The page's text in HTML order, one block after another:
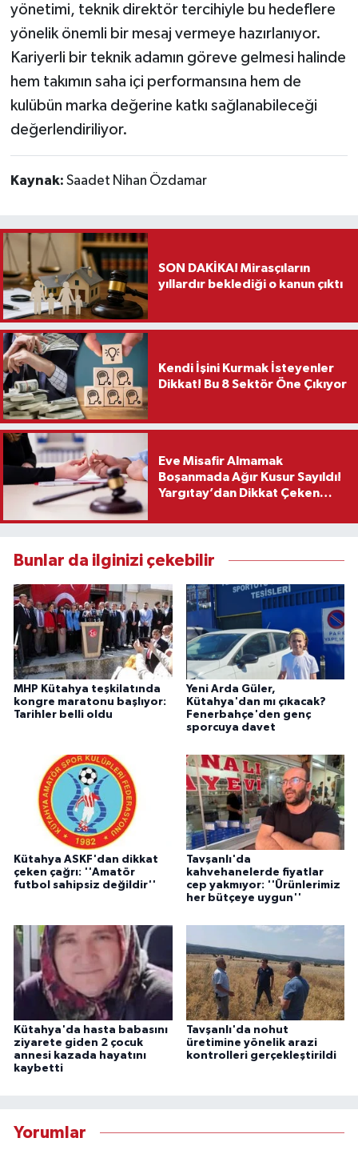
yönetimi, teknik direktör tercihiyle bu hedeflere
yönelik önemli bir mesaj vermeye hazırlanıyor.
Kariyerli bir teknik adamın göreve gelmesi halinde
hem takımın saha içi performansına hem de
kulübün marka değerine katkı sağlanabileceği
değerlendiriliyor.
Kaynak: Saadet Nihan Özdamar
SON DAKİKA! Mirasçıların
yıllardır beklediği o kanun çıktı
Kendi İşini Kurmak İsteyenler
Dikkat! Bu 8 Sektör Öne Çıkıyor
Eve Misafir Almamak
Boşanmada Ağır Kusur Sayıldı!
Yargıtay’dan Dikkat Çeken
Bunlar da ilginizi çekebilir
MHP Kütahya teşkilatında
kongre maratonu başlıyor:
Tarihler belli oldu
Yeni Arda Güler,
Kütahya'dan mı çıkacak?
Fenerbahçe'den genç
sporcuya davet
Kütahya ASKF'dan dikkat
çeken çağrı: ''Amatör
futbol sahipsiz değildir''
Tavşanlı'da
kahvehanelerde fiyatlar
cep yakmıyor: ''Ürünlerimiz
her bütçeye uygun''
Kütahya'da hasta babasını
ziyarete giden 2 çocuk
annesi kazada hayatını
kaybetti
Tavşanlı'da nohut
üretimine yönelik arazi
kontrolleri gerçekleştirildi
Yorumlar